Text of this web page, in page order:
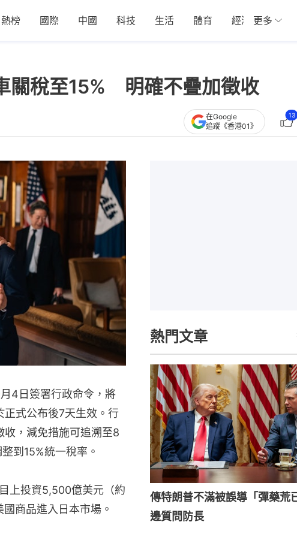
熱榜 國際 中國 科技 生活 體育 經濟 01深圳
更多
關稅至15% 明確不疊加徵收
在Google
追蹤《香港01》
13
4日簽署行政命令，將
正式公布後7天生效。行
收，減免措施可追溯至8
到15%統一稅率。
上投資5,500億美元（約
商品進入日本市場。
熱門文章
傳特朗普不滿被誤導「彈藥
邊質問防長